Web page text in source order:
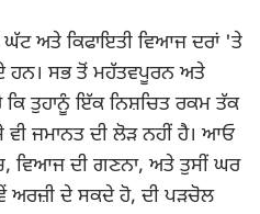
ਘੱਟ ਅਤੇ ਕਿਫਾਇਤੀ ਵਿਆਜ ਦਰਾਂ 'ਤੇ
ਹਨ। ਸਭ ਤੋਂ ਮਹੱਤਵਪੂਰਨ ਅਤੇ
ਕਿ ਤੁਹਾਨੂੰ ਇੱਕ ਨਿਸ਼ਚਿਤ ਰਕਮ ਤੱਕ
ਵੀ ਜਮਾਨਤ ਦੀ ਲੋੜ ਨਹੀਂ ਹੈ। ਆਓ
ਵਿਆਜ ਦੀ ਗਣਨਾ, ਅਤੇ ਤੁਸੀਂ ਘਰ
ਅਰਜ਼ੀ ਦੇ ਸਕਦੇ ਹੋ, ਦੀ ਪੜਚੋਲ